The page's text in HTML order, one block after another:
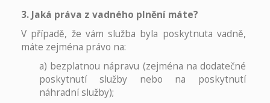
3. Jaká práva z vadného plnění máte?
V případě, že vám služba byla poskytnuta vadně,
máte zejména právo na:
a) bezplatnou nápravu (zejména na dodatečné
poskytnutí služby nebo na poskytnutí
náhradní služby);